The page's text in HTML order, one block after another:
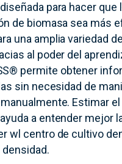
para hacer que
de biomasa sea más
una amplia variedad
al poder del
permite obtener
sin necesidad de
Estimar
a entender mejor
wl centro de cultivo
densidad.